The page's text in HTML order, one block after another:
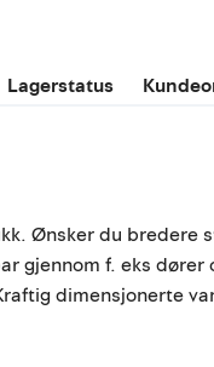
Lagerstatus
Ønsker du
f. eks
dimensjonerte